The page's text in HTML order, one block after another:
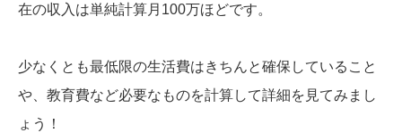
在の収入は単純計算月100万ほどです。
少なくとも最低限の生活費はきちんと確保していること
や、教育費など必要なものを計算して詳細を見てみまし
ょう！